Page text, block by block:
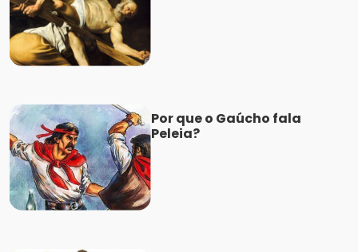
Por que o Gaúcho fala
Peleia?